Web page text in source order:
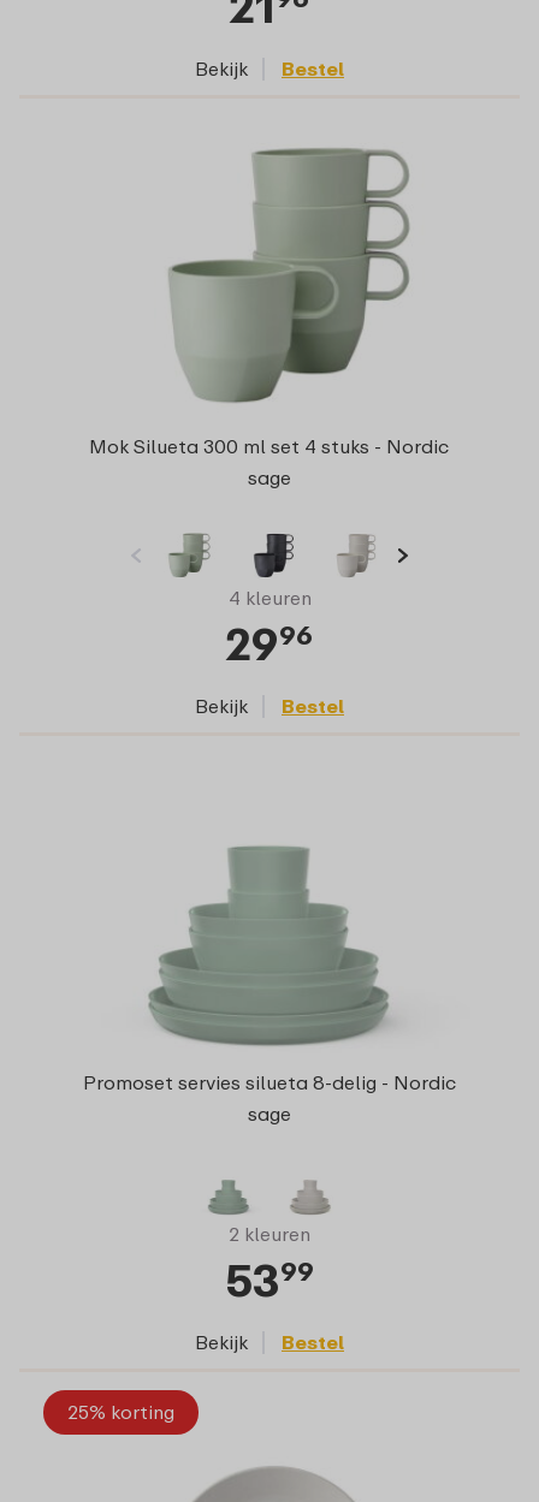
Bekijk Bestel
Mok Silueta 300 ml set 4 stuks - Nordic
sage
4 kleuren
2996
Bekijk Bestel
Promoset servies silueta 8-delig - Nordic
sage
2 kleuren
5399
Bekijk Bestel
25% korting